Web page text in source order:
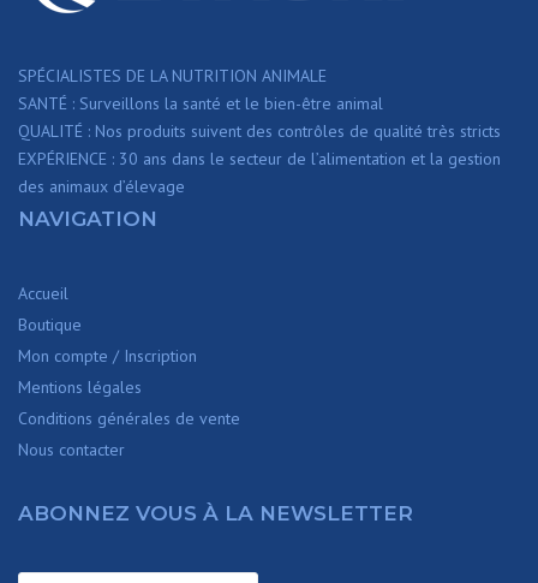
SPÉCIALISTES DE LA NUTRITION ANIMALE
SANTÉ : Surveillons la santé et le bien-être animal
QUALITÉ : Nos produits suivent des contrôles de qualité très stricts
EXPÉRIENCE : 30 ans dans le secteur de l’alimentation et la gestion
des animaux d’élevage
NAVIGATION
Accueil
Boutique
Mon compte / Inscription
Mentions légales
Conditions générales de vente
Nous contacter
ABONNEZ VOUS À LA NEWSLETTER